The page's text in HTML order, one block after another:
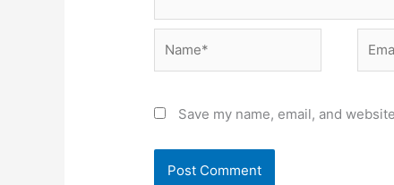
Save my name, email, and